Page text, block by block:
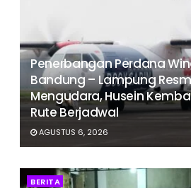
Penerbangan Perdana
Bandung – Lampung
Mengudara, Husein
Rute Berjadwal
AGUSTUS 6, 2026
BERITA